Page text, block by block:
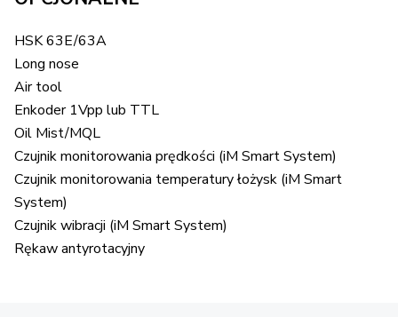
HSK 63E/63A
Long nose
Air tool
Enkoder 1Vpp lub TTL
Oil Mist/MQL
Czujnik monitorowania prędkości (iM Smart System)
Czujnik monitorowania temperatury łożysk (iM Smart
System)
Czujnik wibracji (iM Smart System)
Rękaw antyrotacyjny